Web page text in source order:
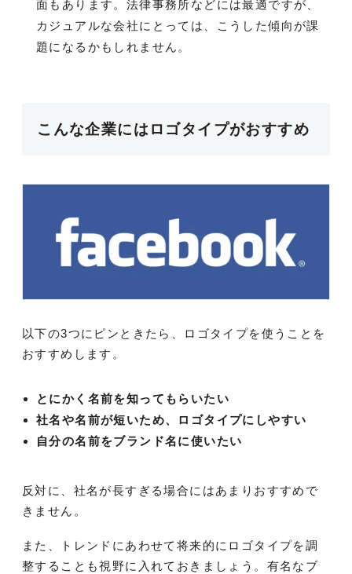
面もあります。法律事務所などには最適ですが、
カジュアルな会社にとっては、こうした傾向が課
題になるかもしれません。
こんな企業にはロゴタイプがおすすめ
以下の3つにピンときたら、ロゴタイプを使うことを
おすすめします。
とにかく名前を知ってもらいたい
社名や名前が短いため、ロゴタイプにしやすい
自分の名前をブランド名に使いたい
反対に、社名が長すぎる場合にはあまりおすすめで
きません。
また、トレンドにあわせて将来的にロゴタイプを調
整することも視野に入れておきましょう。有名なブ